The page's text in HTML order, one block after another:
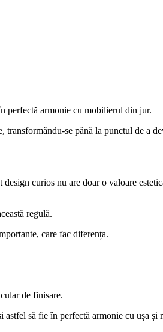
perfectă armonie cu mobilierul din jur.
se până la punctul de a
curios nu are doar o valoare
regulă.
care fac diferența.
de finisare.
să fie în perfectă armonie cu ușa și